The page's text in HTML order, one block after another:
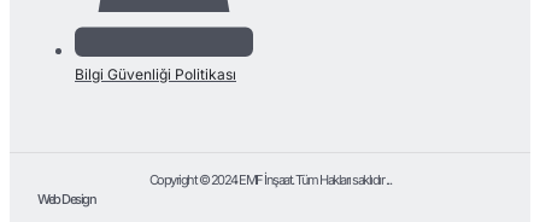
Bilgi Güvenliği Politikası
Copyright © 2024 EMF İnşaat. Tüm Hakları saklıdır ...
Web Design